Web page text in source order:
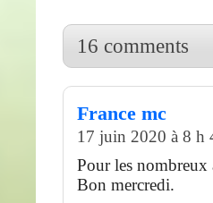
16 comments
France mc
17 juin 2020 à 8 h
Pour les
Bon mercredi.